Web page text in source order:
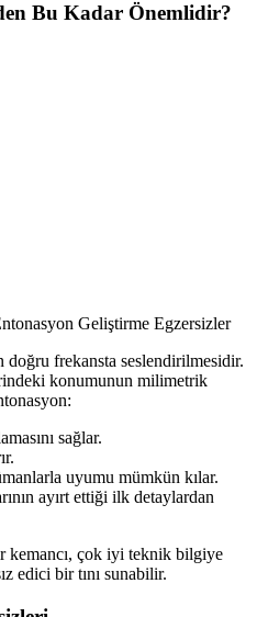
Bu Kadar Önemlidir?
Geliştirme Egzersizler
doğru frekansta seslendirilmesidir.
konumunun milimetrik
sağlar.
uyumu mümkün kılar.
ayırt ettiği ilk detaylardan
kemancı, çok iyi teknik bilgiye
edici bir tını sunabilir.